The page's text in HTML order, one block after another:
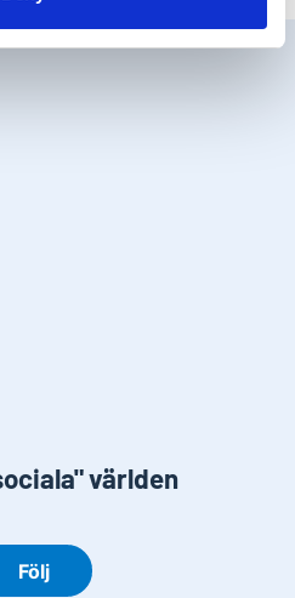
världen